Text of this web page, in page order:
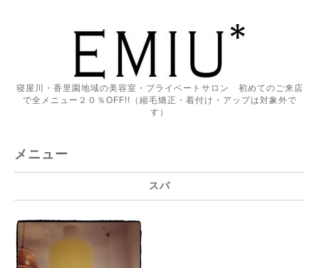
寝屋川・香里園地域の美容室・プライベートサロン 初めてのご来店
で全メニュー２０％OFF!!（縮毛矯正・着付け・アップは対象外で
す）
メニュー
スパ